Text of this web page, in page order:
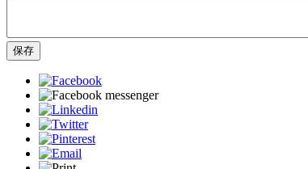
保存